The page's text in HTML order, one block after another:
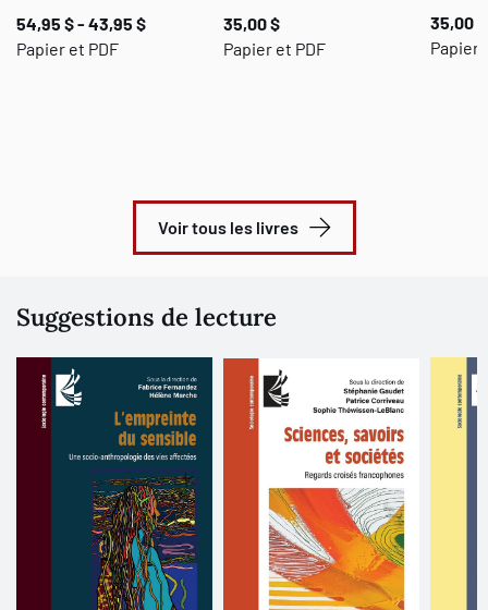
54,95 $ - 43,95 $
Papier et PDF
35,00 $
Papier et PDF
35,00 $
Papier
Voir tous les livres
Suggestions de lecture